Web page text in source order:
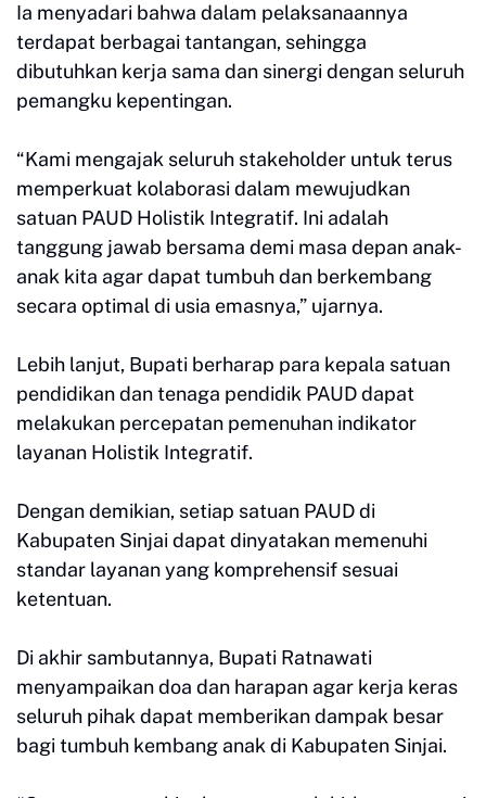
Ia menyadari bahwa dalam pelaksanaannya
terdapat berbagai tantangan, sehingga
dibutuhkan kerja sama dan sinergi dengan seluruh
pemangku kepentingan.
“Kami mengajak seluruh stakeholder untuk terus
memperkuat kolaborasi dalam mewujudkan
satuan PAUD Holistik Integratif. Ini adalah
tanggung jawab bersama demi masa depan anak-
anak kita agar dapat tumbuh dan berkembang
secara optimal di usia emasnya,” ujarnya.
Lebih lanjut, Bupati berharap para kepala satuan
pendidikan dan tenaga pendidik PAUD dapat
melakukan percepatan pemenuhan indikator
layanan Holistik Integratif.
Dengan demikian, setiap satuan PAUD di
Kabupaten Sinjai dapat dinyatakan memenuhi
standar layanan yang komprehensif sesuai
ketentuan.
Di akhir sambutannya, Bupati Ratnawati
menyampaikan doa dan harapan agar kerja keras
seluruh pihak dapat memberikan dampak besar
bagi tumbuh kembang anak di Kabupaten Sinjai.